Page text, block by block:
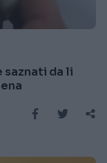
saznati da li